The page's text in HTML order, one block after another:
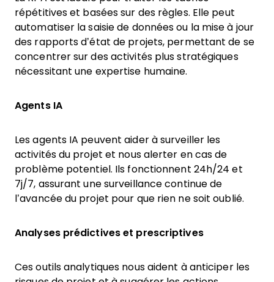
répétitives et basées sur des règles. Elle peut
automatiser la saisie de données ou la mise à jour
des rapports d’état de projets, permettant de se
concentrer sur des activités plus stratégiques
nécessitant une expertise humaine.
Agents IA
Les agents IA peuvent aider à surveiller les
activités du projet et nous alerter en cas de
problème potentiel. Ils fonctionnent 24h/24 et
7j/7, assurant une surveillance continue de
l’avancée du projet pour que rien ne soit oublié.
Analyses prédictives et prescriptives
Ces outils analytiques nous aident à anticiper les